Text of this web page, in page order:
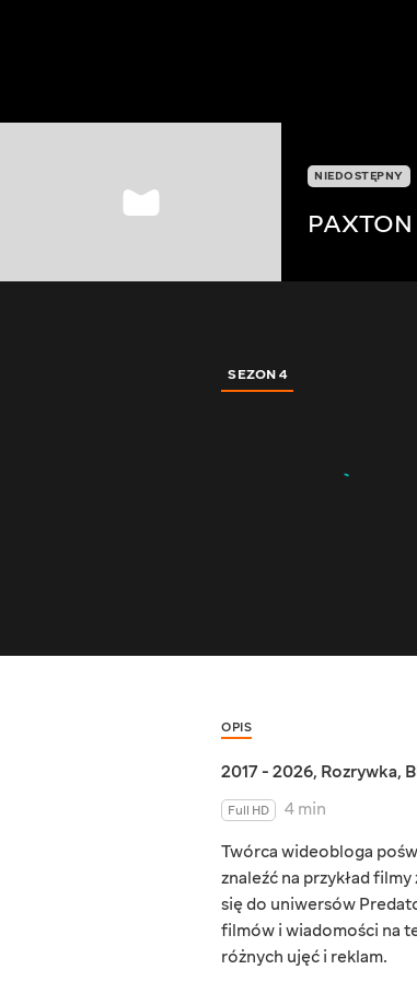
NIEDOSTĘPNY
PAXTON
SEZON 4
OPIS
2017 - 2026, Rozrywka,
Full HD
4 min
Twórca wideobloga
znaleźć na przykład
się do uniwersów
filmów i wiadomości na
różnych ujęć i reklam.